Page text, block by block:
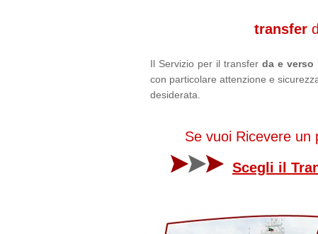
transfer
Il Servizio per il transferda e verso
con particolare attenzione e
desiderata.
Se vuoi Ricevere
Scegli il